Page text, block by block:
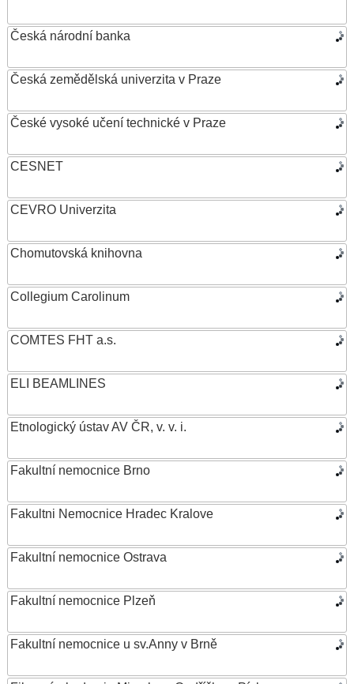
Česká národní banka
Česká zemědělská univerzita v Praze
České vysoké učení technické v Praze
CESNET
CEVRO Univerzita
Chomutovská knihovna
Collegium Carolinum
COMTES FHT a.s.
ELI BEAMLINES
Etnologický ústav AV ČR, v. v. i.
Fakultní nemocnice Brno
Fakultni Nemocnice Hradec Kralove
Fakultní nemocnice Ostrava
Fakultní nemocnice Plzeň
Fakultní nemocnice u sv.Anny v Brně